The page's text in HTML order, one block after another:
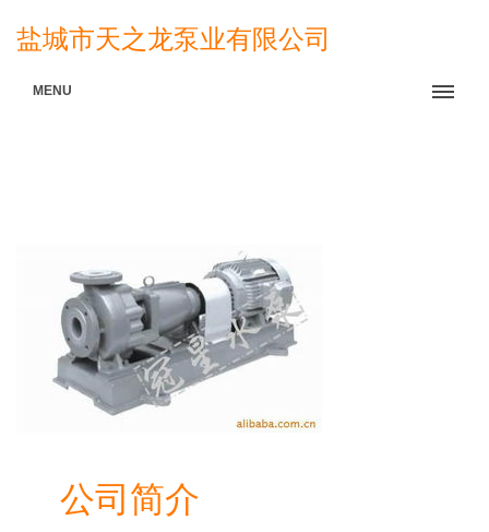
盐城市天之龙泵业有限公司
MENU
公司简介